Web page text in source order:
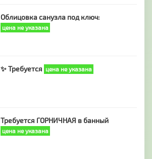
Облицовка санузла под ключ:
цена не указана
✨ Требуется цена не указана
Требуется ГОРНИЧНАЯ в банный
цена не указана